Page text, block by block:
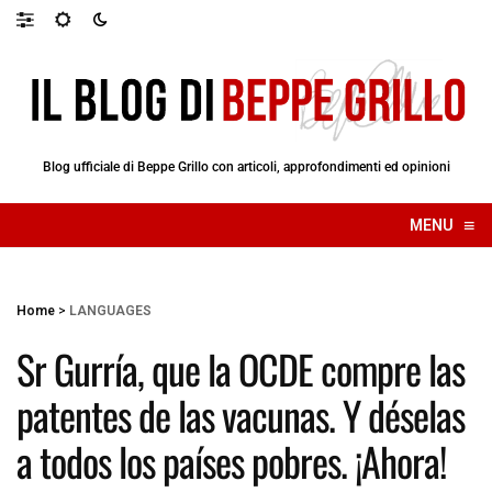
Blog ufficiale di Beppe Grillo con articoli, approfondimenti ed opinioni
MENU ≡
☰
Home > LANGUAGES
Sr Gurría, que la OCDE compre las
patentes de las vacunas. Y déselas
a todos los países pobres. ¡Ahora!